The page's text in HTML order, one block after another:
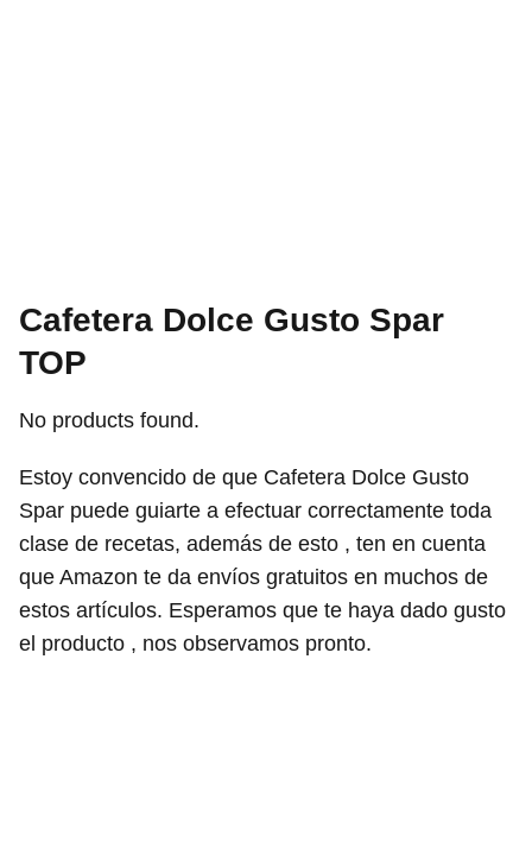
Cafetera Dolce Gusto Spar
TOP
No products found.
Estoy convencido de que Cafetera Dolce Gusto
Spar puede guiarte a efectuar correctamente toda
clase de recetas, además de esto , ten en cuenta
que Amazon te da envíos gratuitos en muchos de
estos artículos. Esperamos que te haya dado gusto
el producto , nos observamos pronto.